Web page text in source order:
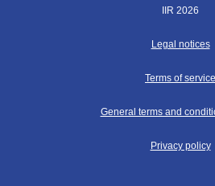
IIR 2026
Legal notices
Terms of service
General terms and
Privacy policy